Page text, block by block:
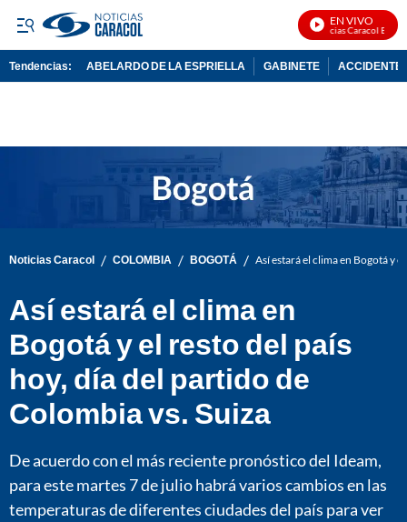
EN VIVO
Noticias Caracol En Vivo
Tendencias: ABELARDO DE LA ESPRIELLA GABINETE ACCIDENTE
Noticias Caracol / COLOMBIA / BOGOTÁ / Así estará el clima en Bogotá y
Así estará el clima en
Bogotá y el resto del país
hoy, día del partido de
Colombia vs. Suiza
De acuerdo con el más reciente pronóstico del Ideam,
para este martes 7 de julio habrá varios cambios en las
temperaturas de diferentes ciudades del país para ver